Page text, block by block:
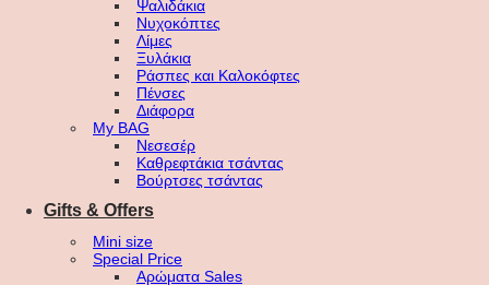
Ψαλιδάκια
Νυχοκόπτες
Λίμες
Ξυλάκια
Ράσπες και Καλοκόφτες
Πένσες
Διάφορα
My BAG
Νεσεσέρ
Καθρεφτάκια τσάντας
Βούρτσες τσάντας
Gifts & Offers
Mini size
Special Price
Αρώματα Sales